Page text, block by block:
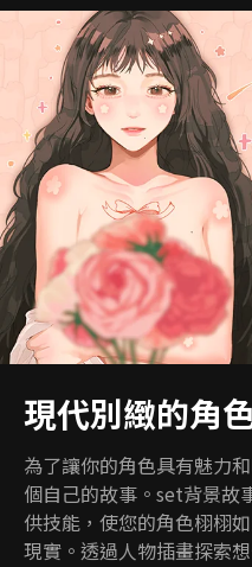
現代別緻的角
為了讓你的角色具有魅力
個自己的故事。set背景故
供技能，使您的角色栩栩
現實。透過人物插畫探索